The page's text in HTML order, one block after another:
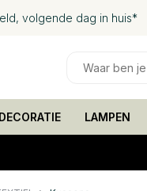
volgende dag in huis*
DECORATIE LAMPEN